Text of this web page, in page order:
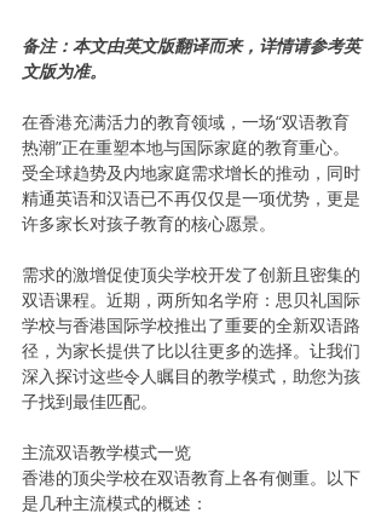
备注：本文由英文版翻译而来，详情请参考英
文版为准。
在香港充满活力的教育领域，一场“双语教育
热潮”正在重塑本地与国际家庭的教育重心。
受全球趋势及内地家庭需求增长的推动，同时
精通英语和汉语已不再仅仅是一项优势，更是
许多家长对孩子教育的核心愿景。
需求的激增促使顶尖学校开发了创新且密集的
双语课程。近期，两所知名学府：思贝礼国际
学校与香港国际学校推出了重要的全新双语路
径，为家长提供了比以往更多的选择。让我们
深入探讨这些令人瞩目的教学模式，助您为孩
子找到最佳匹配。
主流双语教学模式一览
香港的顶尖学校在双语教育上各有侧重。以下
是几种主流模式的概述：